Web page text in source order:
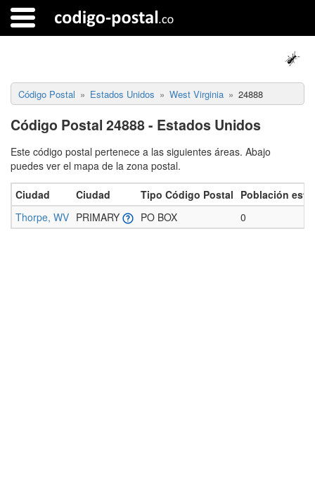
Código Postal Estados Unidos West Virginia 24888
Código Postal 24888 - Estados Unidos
Este código postal pertenece a las siguientes áreas. Abajo
puedes ver el mapa de la zona postal.
Ciudad Ciudad Tipo Código Postal Población
Thorpe, WV PRIMARY PO BOX 0